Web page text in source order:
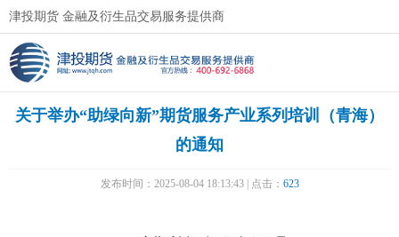
津投期货 金融及衍生品交易服务提供商
关于举办“助绿向新”期货服务产业系列培训（青海）
的通知
发布时间：2025-08-04 18:13:43 | 点击： 623